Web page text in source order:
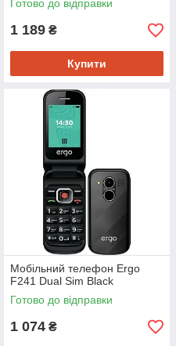
Готово до відправки
1 189 ₴
Купити
Мобiльний телефон Ergo
F241 Dual Sim Black
Готово до відправки
1 074 ₴